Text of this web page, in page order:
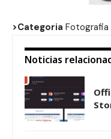
>Categoria Fotografia
Noticias